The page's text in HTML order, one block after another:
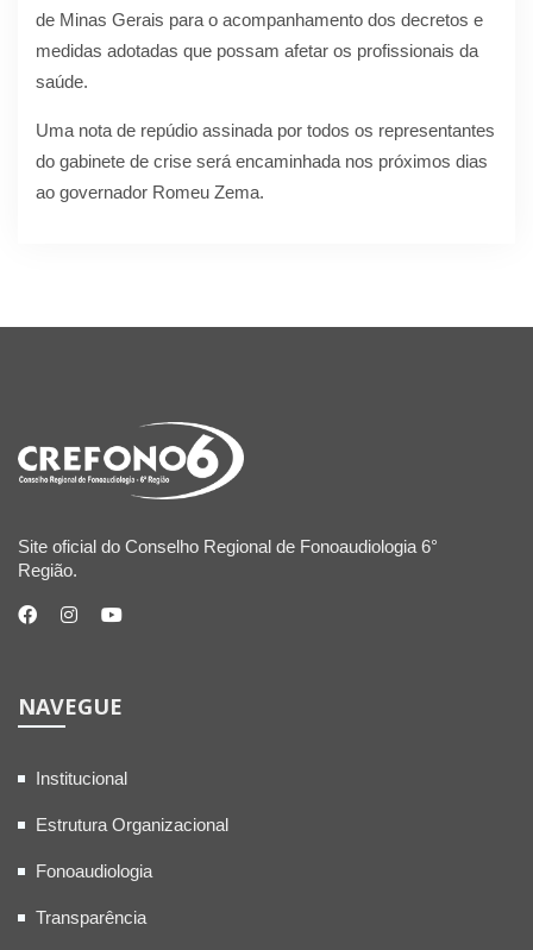
de Minas Gerais para o acompanhamento dos decretos e
medidas adotadas que possam afetar os profissionais da
saúde.
Uma nota de repúdio assinada por todos os representantes
do gabinete de crise será encaminhada nos próximos dias
ao governador Romeu Zema.
Site oficial do Conselho Regional de Fonoaudiologia 6°
Região.
NAVEGUE
Institucional
Estrutura Organizacional
Fonoaudiologia
Transparência